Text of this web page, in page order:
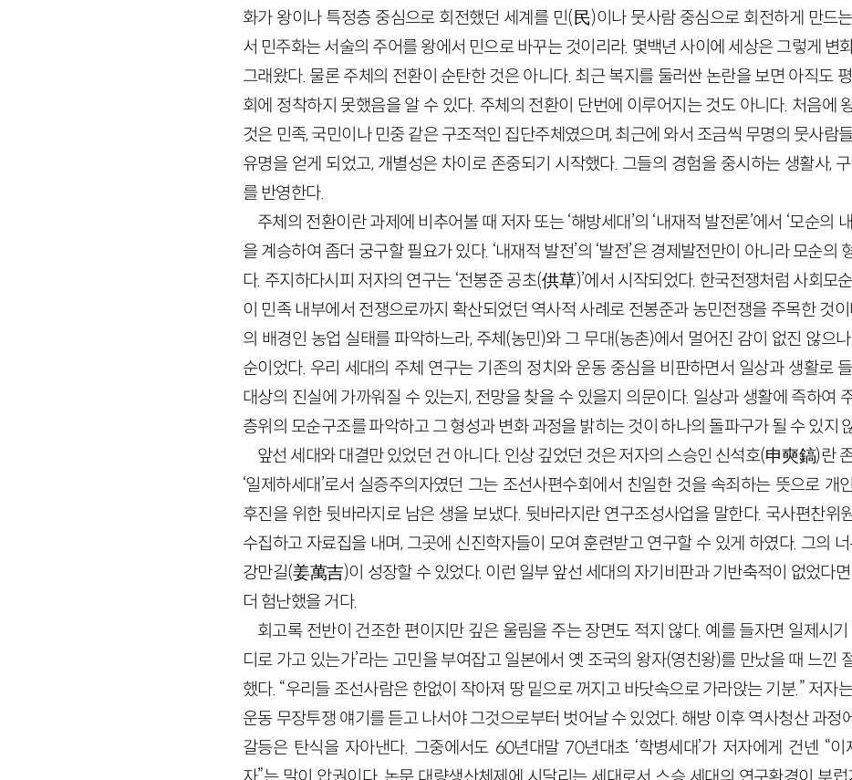
화가 왕이나 특정층 중심으로 회전했던 세계를 민(民)이나 뭇사람 중심으로 회전하게 만드
서 민주화는 서술의 주어를 왕에서 민으로 바꾸는 것이리라. 몇백년 사이에 세상은 그렇게 변
그래왔다. 물론 주체의 전환이 순탄한 것은 아니다. 최근 복지를 둘러싼 논란을 보면 아직도
회에 정착하지 못했음을 알 수 있다. 주체의 전환이 단번에 이루어지는 것도 아니다. 처음에
것은 민족, 국민이나 민중 같은 구조적인 집단주체였으며, 최근에 와서 조금씩 무명의 뭇사람
유명을 얻게 되었고, 개별성은 차이로 존중되기 시작했다. 그들의 경험을 중시하는 생활사,
를 반영한다.
주체의 전환이란 과제에 비추어볼 때 저자 또는 ‘해방세대’의 ‘내재적 발전론’에서 ‘모순의
을 계승하여 좀더 궁구할 필요가 있다. ‘내재적 발전’의 ‘발전’은 경제발전만이 아니라 모순의
다. 주지하다시피 저자의 연구는 ‘전봉준 공초(供草)’에서 시작되었다. 한국전쟁처럼 사회모
이 민족 내부에서 전쟁으로까지 확산되었던 역사적 사례로 전봉준과 농민전쟁을 주목한 것
의 배경인 농업 실태를 파악하느라, 주체(농민)와 그 무대(농촌)에서 멀어진 감이 없진 않으
순이었다. 우리 세대의 주체 연구는 기존의 정치와 운동 중심을 비판하면서 일상과 생활로
대상의 진실에 가까워질 수 있는지, 전망을 찾을 수 있을지 의문이다. 일상과 생활에 즉하여
층위의 모순구조를 파악하고 그 형성과 변화 과정을 밝히는 것이 하나의 돌파구가 될 수 있지
앞선 세대와 대결만 있었던 건 아니다. 인상 깊었던 것은 저자의 스승인 신석호(申奭鎬)란
‘일제하세대’로서 실증주의자였던 그는 조선사편수회에서 친일한 것을 속죄하는 뜻으로 개
후진을 위한 뒷바라지로 남은 생을 보냈다. 뒷바라지란 연구조성사업을 말한다. 국사편찬위
수집하고 자료집을 내며, 그곳에 신진학자들이 모여 훈련받고 연구할 수 있게 하였다. 그의
강만길(姜萬吉)이 성장할 수 있었다. 이런 일부 앞선 세대의 자기비판과 기반축적이 없었다면
더 험난했을 거다.
회고록 전반이 건조한 편이지만 깊은 울림을 주는 장면도 적지 않다. 예를 들자면 일제시기
디로 가고 있는가’라는 고민을 부여잡고 일본에서 옛 조국의 왕자(영친왕)를 만났을 때 느낀
했다. “우리들 조선사람은 한없이 작아져 땅 밑으로 꺼지고 바닷속으로 가라앉는 기분.” 저자
운동 무장투쟁 얘기를 듣고 나서야 그것으로부터 벗어날 수 있었다. 해방 이후 역사청산 과정
갈등은 탄식을 자아낸다. 그중에서도 60년대말 70년대초 ‘학병세대’가 저자에게 건넨 “